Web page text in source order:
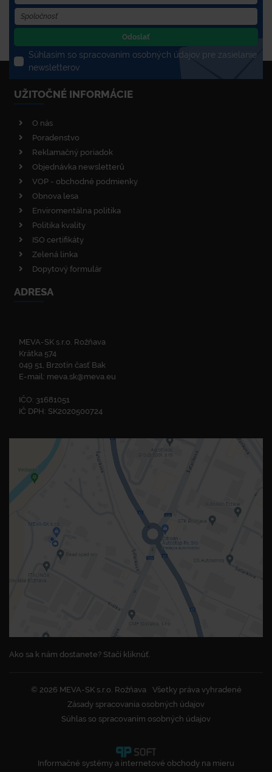
Odoslať
Súhlasím so spracovaním osobných údajov pre zasielanie
newsletterov
UŽITOČNÉ INFORMÁCIE
O nás
Poradenstvo
Reklamačný poriadok
Objednávka newsletterů
VOP - obchodné podmienky
Obnova lesa
Enviromentálna politika
Politika kvality
ISO certifikáty
Zelená linka
Dopytový formulár
ADRESA
MEVA-SK s.r.o. Rožňava
Krátka 574
049 51, Brzotín časť Bak
E-mail: meva.sk@meva.eu
IČO: 31681051
IČ DPH: SK2020500724
Ako sa k nám dostanete? Stačí kliknúť.
© 2026 MEVA-SK s.r.o. Rožňava
Všetky práva vyhradené
Zásady spracovania osobných údajov
Súhlas so spracovaním osobných údajov
Informačné systémy a internetové obchody na mieru